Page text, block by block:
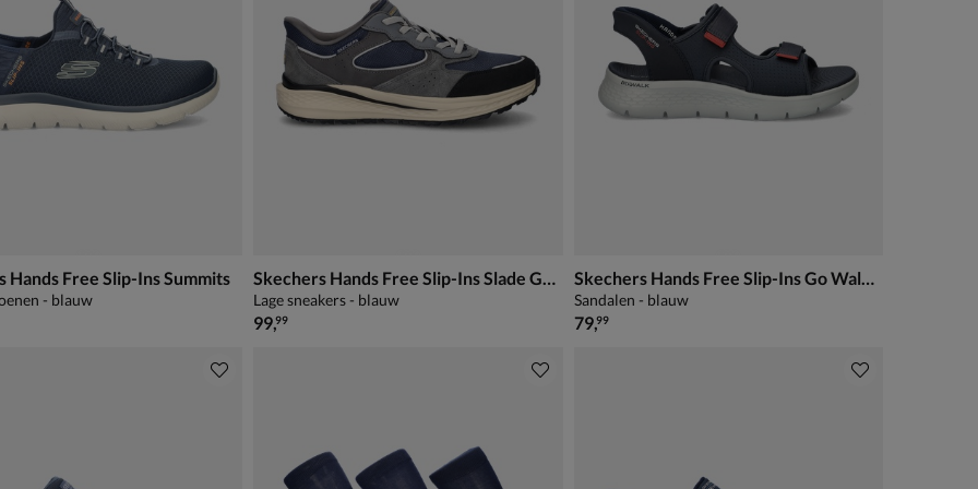
Hands Free Slip-Ins Summits
- blauw
Skechers Hands Free Slip-Ins Slade Gage
Lage sneakers - blauw
€ 99,99
99,99
Skechers Hands Free Slip-Ins Go Walk Flex 5
Sandalen - blauw
€ 79,99
79,99